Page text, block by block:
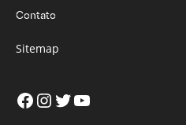
Contato
Sitemap
Facebook
Instagram
Twitter
Youtube